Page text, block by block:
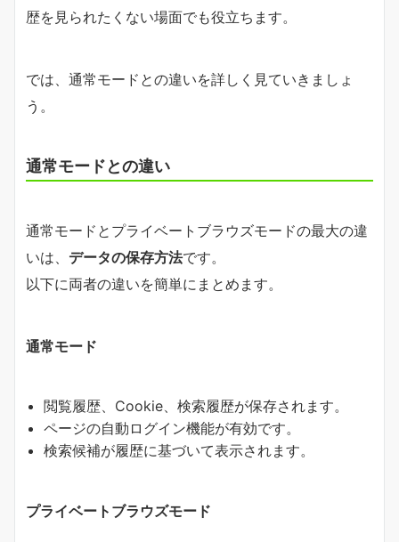
歴を見られたくない場面でも役立ちます。
では、通常モードとの違いを詳しく見ていきましょ
う。
通常モードとの違い
通常モードとプライベートブラウズモードの最大の違
いは、 データの保存方法です。
以下に両者の違いを簡単にまとめます。
通常モード
閲覧履歴、Cookie、検索履歴が保存されます。
ページの自動ログイン機能が有効です。
検索候補が履歴に基づいて表示されます。
プライベートブラウズモード